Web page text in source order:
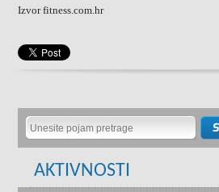
Izvor fitness.com.hr
AKTIVNOSTI